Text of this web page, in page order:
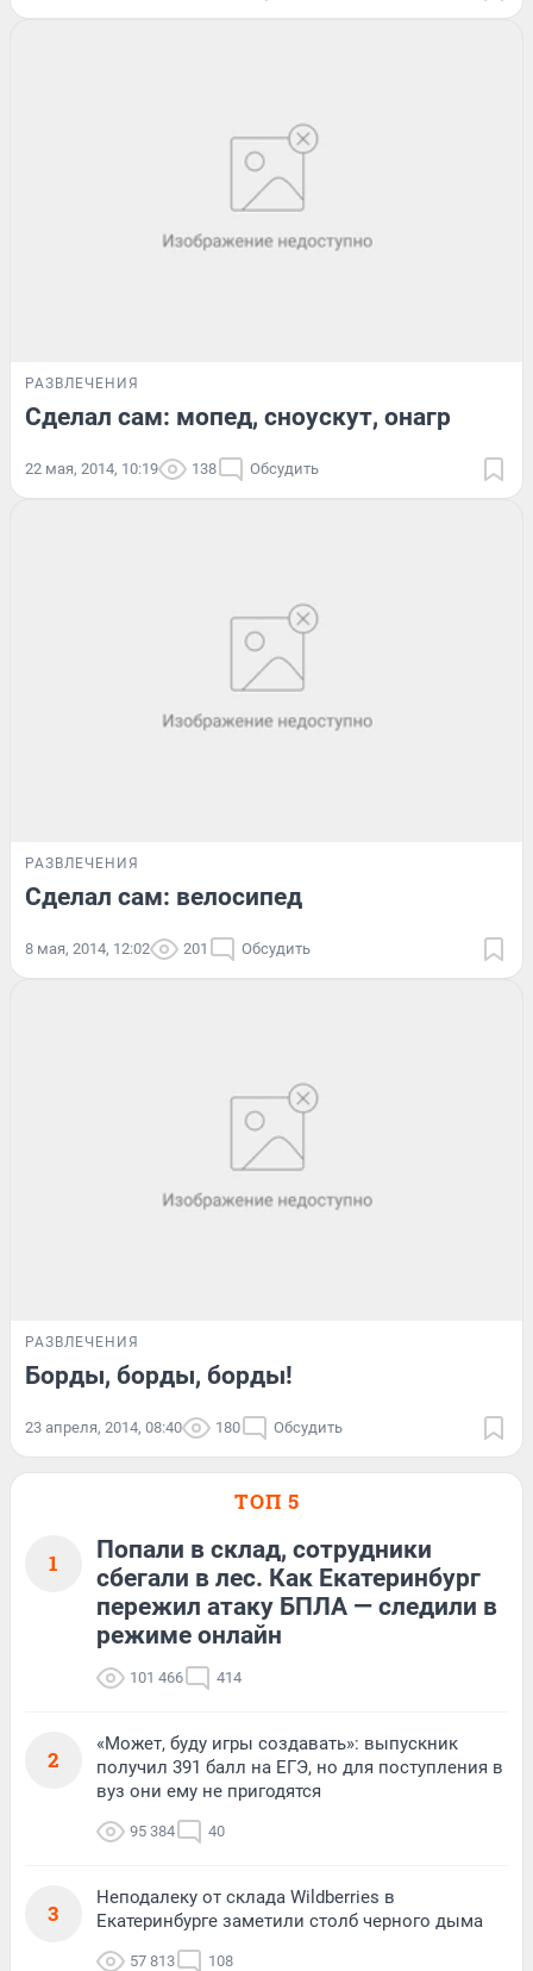
РАЗВЛЕЧЕНИЯ
Сделал сам: мопед, сноускут, онагр
22 мая, 2014, 10:19 138 Обсудить
РАЗВЛЕЧЕНИЯ
Сделал сам: велосипед
8 мая, 2014, 12:02 201 Обсудить
РАЗВЛЕЧЕНИЯ
Борды, борды, борды!
23 апреля, 2014, 08:40 180 Обсудить
ТОП 5
1
Попали в склад, сотрудники
сбегали в лес. Как Екатеринбург
пережил атаку БПЛА — следили в
режиме онлайн
101 466 414
2
«Может, буду игры создавать»: выпускник
получил 391 балл на ЕГЭ, но для поступления в
вуз они ему не пригодятся
95 384 40
3
Неподалеку от склада Wildberries в
Екатеринбурге заметили столб черного дыма
57 813 108